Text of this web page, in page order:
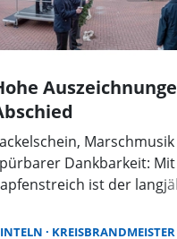
Dankbarkeit:
ist der
worden.
KREISBRANDMEISTER